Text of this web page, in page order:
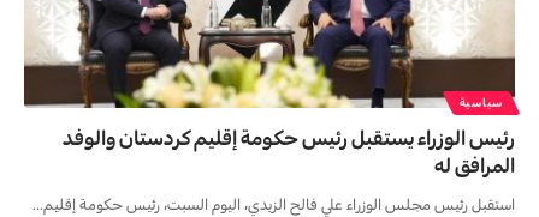
سياسية
رئيس الوزراء يستقبل رئيس حكومة إقليم كردستان والوفد
المرافق له
استقبل رئيس مجلس الوزراء علي فالح الزيدي، اليوم السبت، رئيس حكومة إقليم…